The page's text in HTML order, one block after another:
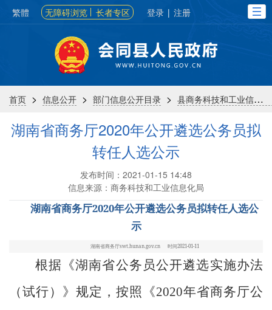
繁體 无障碍浏览 长者专区 登录 | 注册
首页 > 信息公开 > 部门信息公开目录 > 县商务科技和工业信息化局
湖南省商务厅2020年公开遴选公务员拟
转任人选公示
发布时间：2021-01-15 14:48
信息来源：商务科技和工业信息化局
湖南省商务厅2020年公开遴选公务员拟转任人选公
示
湖南省商务厅swt.hunan.gov.cn 时间2021-01-11
根据《湖南省公务员公开遴选实施办法
（试行）》规定，按照《2020年省商务厅公